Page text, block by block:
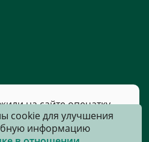
на сайте опечатку
пожалуйста, нажмите
нам об этом.
cookie для улучшения
информацию